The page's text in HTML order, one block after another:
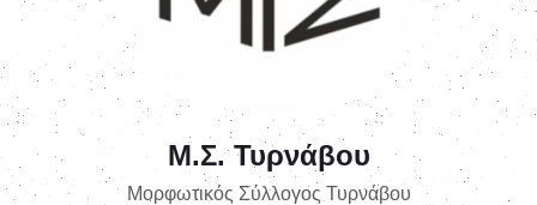
Μ.Σ. Τυρνάβου
Μορφωτικός Σύλλογος Τυρνάβου